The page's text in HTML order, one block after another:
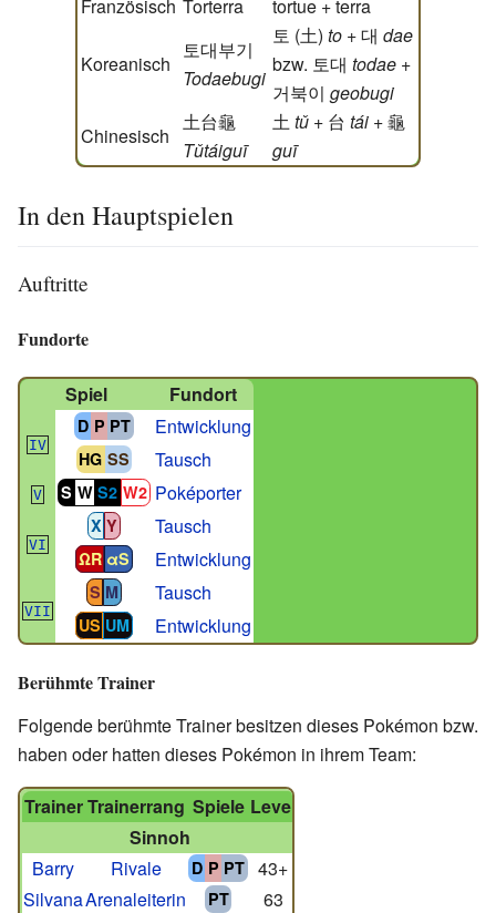
Französisch Torterra tortue +terra
Koreanisch
토대부기
Todaebugi
토 (土) to +대 dae
bzw. 토대 todae +
거북이 geobugi
Chinesisch
土台龜
Tǔtáiguī
土tǔ + 台 tái +龜
guī
In den Hauptspielen
Auftritte
Fundorte
Spiel Fundort
IV
D P PT Entwicklung
HG SS Tausch
V S W S2 W2 Poképorter
VI
X Y Tausch
ΩR αS Entwicklung
VII
S M Tausch
US UM Entwicklung
Berühmte Trainer
Folgende berühmte Trainer besitzen dieses Pokémon bzw.
haben oder hatten dieses Pokémon in ihrem Team:
TrainerTrainerrang Spiele Level
Sinnoh
Barry
Rivale D P PT 43+
SilvanaArenaleiterin PT
63